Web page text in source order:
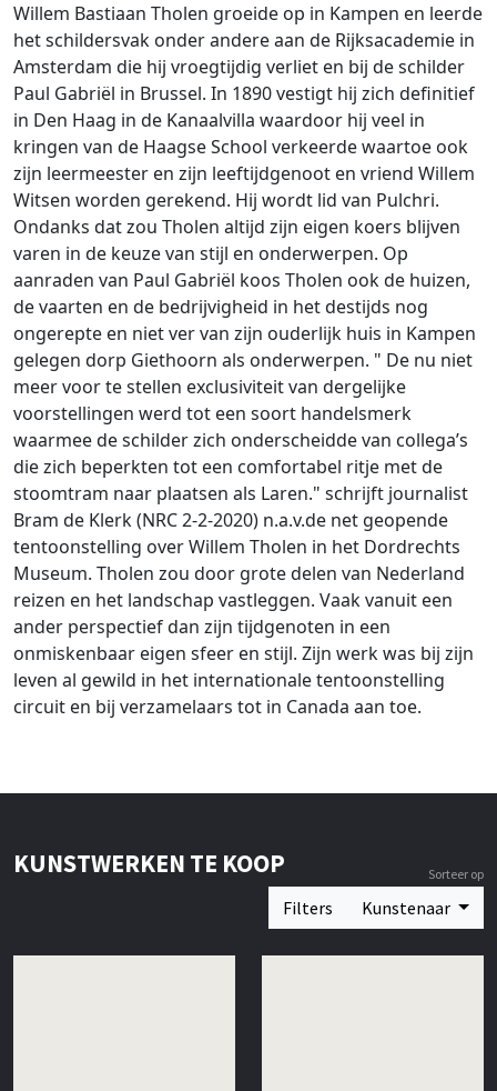
Willem Bastiaan Tholen groeide op in Kampen en leerde
het schildersvak onder andere aan de Rijksacademie in
Amsterdam die hij vroegtijdig verliet en bij de schilder
Paul Gabriël in Brussel. In 1890 vestigt hij zich definitief
in Den Haag in de Kanaalvilla waardoor hij veel in
kringen van de Haagse School verkeerde waartoe ook
zijn leermeester en zijn leeftijdgenoot en vriend Willem
Witsen worden gerekend. Hij wordt lid van Pulchri.
Ondanks dat zou Tholen altijd zijn eigen koers blijven
varen in de keuze van stijl en onderwerpen. Op
aanraden van Paul Gabriël koos Tholen ook de huizen,
de vaarten en de bedrijvigheid in het destijds nog
ongerepte en niet ver van zijn ouderlijk huis in Kampen
gelegen dorp Giethoorn als onderwerpen. " De nu niet
meer voor te stellen exclusiviteit van dergelijke
voorstellingen werd tot een soort handelsmerk
waarmee de schilder zich onderscheidde van collega’s
die zich beperkten tot een comfortabel ritje met de
stoomtram naar plaatsen als Laren." schrijft journalist
Bram de Klerk (NRC 2-2-2020) n.a.v.de net geopende
tentoonstelling over Willem Tholen in het Dordrechts
Museum. Tholen zou door grote delen van Nederland
reizen en het landschap vastleggen. Vaak vanuit een
ander perspectief dan zijn tijdgenoten in een
onmiskenbaar eigen sfeer en stijl. Zijn werk was bij zijn
leven al gewild in het internationale tentoonstelling
circuit en bij verzamelaars tot in Canada aan toe.
KUNSTWERKEN TE KOOP
Filters
Sorteer op
Kunstenaar